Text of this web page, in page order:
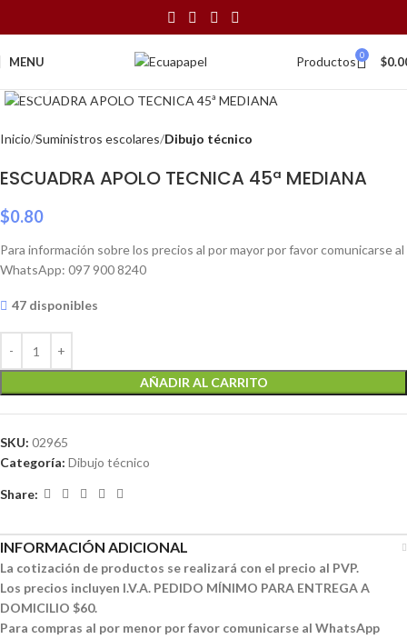
MENU Productos 0 $
Inicio Suministros escolares Dibujo técnico
ESCUADRA APOLO TECNICA 45ª MEDIANA
$0.80
Para información sobre los precios al por mayor por favor comunicarse al
WhatsApp: 097 900 8240
47 disponibles
AÑADIR AL CARRITO
SKU: 02965
Categoría: Dibujo técnico
Share:
INFORMACIÓN ADICIONAL
La cotización de productos se realizará con el precio al PVP.
Los precios incluyen I.V.A. PEDIDO MÍNIMO PARA ENTREGA A
DOMICILIO $60.
Para compras al por menor por favor comunicarse al WhatsApp